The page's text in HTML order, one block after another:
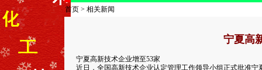
首页 > 相关新闻
宁夏高
宁夏高新技术企业增至53家
近日，全国高新技术企业认定管理工作领导小组正式批准